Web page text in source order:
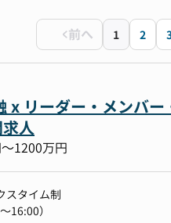
前へ
1 2
リーダー・メンバ
人
1200万円
スタイム制
16:00）